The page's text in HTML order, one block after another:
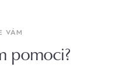
VÁM
pomoci?